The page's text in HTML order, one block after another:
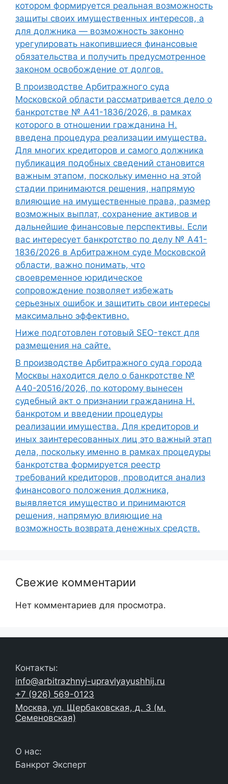
котором формируется реальная возможность
защиты своих имущественных интересов, а
для должника — возможность законно
урегулировать накопившиеся финансовые
обязательства и получить предусмотренное
законом освобождение от долгов.
В производстве Арбитражного суда
Московской области рассматривается дело о
банкротстве № А41-1836/2026, в рамках
которого в отношении гражданина Н.
введена процедура реализации имущества.
Для многих кредиторов и самого должника
публикация подобных сведений становится
важным этапом, поскольку именно на этой
стадии принимаются решения, напрямую
влияющие на имущественные права, размер
возможных выплат, сохранение активов и
дальнейшие финансовые перспективы. Если
вас интересует банкротство по делу № А41-
1836/2026 в Арбитражном суде Московской
области, важно понимать, что
своевременное юридическое
сопровождение позволяет избежать
серьезных ошибок и защитить свои интересы
максимально эффективно.
Ниже подготовлен готовый SEO-текст для
размещения на сайте.
В производстве Арбитражного суда города
Москвы находится дело о банкротстве №
А40-20516/2026, по которому вынесен
судебный акт о признании гражданина Н.
банкротом и введении процедуры
реализации имущества. Для кредиторов и
иных заинтересованных лиц это важный этап
дела, поскольку именно в рамках процедуры
банкротства формируется реестр
требований кредиторов, проводится анализ
финансового положения должника,
выявляется имущество и принимаются
решения, напрямую влияющие на
возможность возврата денежных средств.
Свежие комментарии
Нет комментариев для просмотра.
Контакты:
info@arbitrazhnyj-upravlyayushhij.ru
+7 (926) 569-0123
Москва, ул. Щербаковская, д. 3 (м.
Семеновская)
О нас:
Банкрот Эксперт